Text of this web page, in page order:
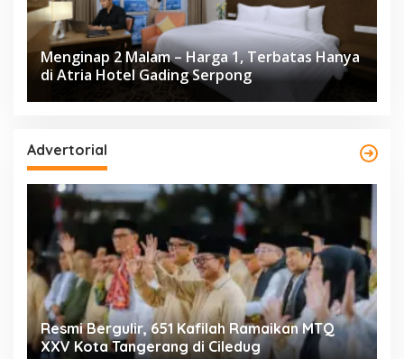
Menginap 2 Malam – Harga 1, Terbatas Hanya
di Atria Hotel Gading Serpong
Advertorial
Resmi Bergulir, 651 Kafilah Ramaikan MTQ
XXV Kota Tangerang di Ciledug